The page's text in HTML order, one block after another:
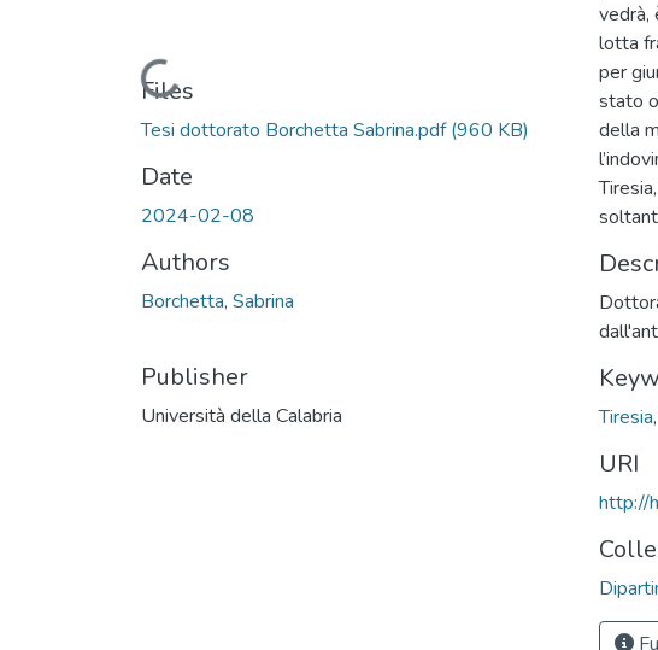
Loading...
Files
Tesi dottorato Borchetta Sabrina.pdf(960 KB)
Date
2024-02-08
Authors
Borchetta, Sabrina
Publisher
Università della Calabria
vedrà,
lotta
per
stato
della
Tiresia,
URI
http://